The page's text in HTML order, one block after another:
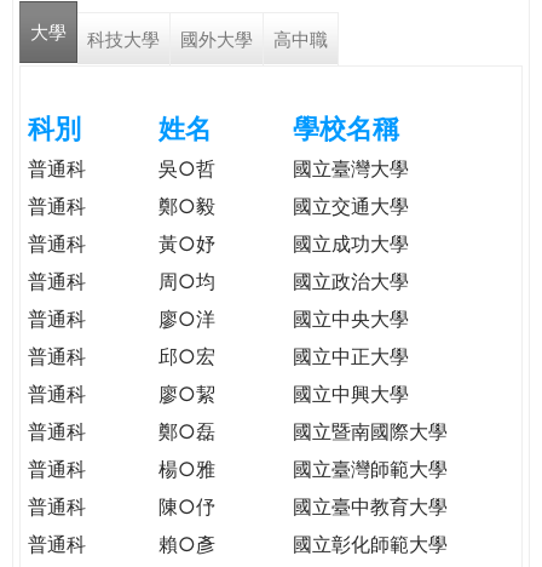
格。
e
e
r
e
大學 科技大學 國外大學 高中職
科別 姓名 學校名稱
普通科 吳○哲
國立臺灣大學
普通科
鄭○毅
國立交通大學
普通科
黃○妤
國立成功大學
普通科
周○均
國立政治大學
普通科
廖○洋
國立中央大學
普通科
邱○宏
國立中正大學
普通科
廖○絜
國立中興大學
普通科
鄭○磊
國立暨南國際大學
普通科
楊○雅
國立臺灣師範大學
普通科
陳○伃
國立臺中教育大學
普通科
賴○彥
國立彰化師範大學